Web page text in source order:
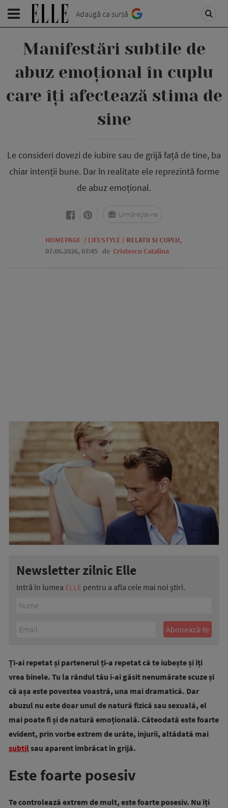
Adaugă ca sursă
Manifestări subtile de
abuz emoțional în cuplu
care îți afectează stima de
sine
Le consideri dovezi de iubire sau de grijă față de tine, ba
chiar intenții bune. Dar în realitate ele reprezintă forme
de abuz emoțional.
HOMEPAGE / LIFESTYLE / RELATII SI CUPLU,
07.06.2026, 07:45 de Cristescu Catalina
Urmărește-ne
Newsletter zilnic Elle
Intră în lumea ELLE pentru a afla cele mai noi știri.
Ți-ai repetat și partenerul ți-a repetat că te iubește și îți
vrea binele. Tu la rândul tău i-ai găsit nenumărate scuze și
că așa este povestea voastră, una mai dramatică. Dar
abuzul nu este doar unul de natură fizică sau sexuală, el
mai poate fi și de natură emoțională. Câteodată este foarte
evident, prin vorbe extrem de urâte, injurii, altădată mai
subtilsau aparent îmbrăcat în grijă.
Este foarte posesiv
Te controlează extrem de mult, este foarte posesiv. Nu îți